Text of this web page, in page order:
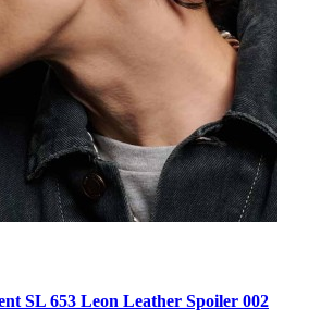
SL 653 Leon Leather Spoiler 002